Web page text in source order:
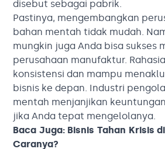
disebut sebagai pabrik.
Pastinya, mengembangkan
bahan mentah tidak mudah.
mungkin juga Anda bisa sukses
perusahaan manufaktur.
konsistensi dan mampu
bisnis ke depan. Industri
mentah menjanjikan
jika Anda tepat mengelolanya.
Baca Juga: Bisnis Tahan Krisis
Caranya?